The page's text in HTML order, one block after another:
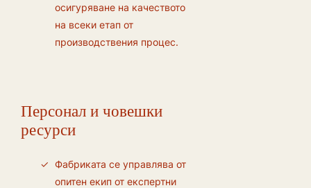
осигуряване на качеството
на всеки етап от
производствения процес.
Персонал и човешки
ресурси
Фабриката се управлява от
опитен екип от експертни